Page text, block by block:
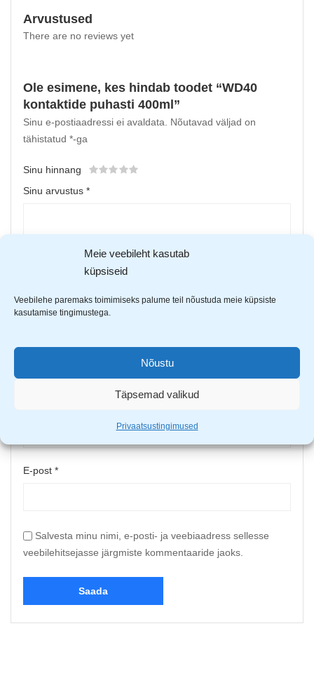
Meie veebileht kasutab
küpsiseid
Veebilehe paremaks toimimiseks palume teil nõustuda meie küpsiste
kasutamise tingimustega.
Nõustu
Täpsemad valikud
Privaatsustingimused
Arvustused
There are no reviews yet
Ole esimene, kes hindab toodet “WD40
kontaktide puhasti 400ml”
Sinu e-postiaadressi ei avaldata.
Nõutavad väljad on
tähistatud *-ga
Sinu hinnang
Sinu arvustus *
Upload up to 5 images or videos
E-post *
Salvesta minu nimi, e-posti- ja veebiaadress sellesse
veebilehitsejasse järgmiste kommentaaride jaoks.